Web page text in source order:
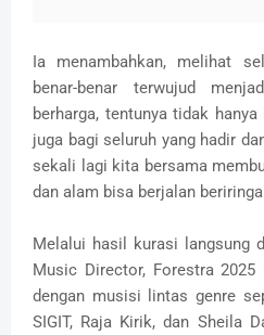
Ia menambahkan, melihat
benar-benar terwujud
berharga, tentunya tidak
juga bagi seluruh yang hadir
sekali lagi kita bersama
dan alam bisa berjalan
Melalui hasil kurasi langsung
Music Director, Forestra
dengan musisi lintas genre
SIGIT, Raja Kirik, dan Sheila